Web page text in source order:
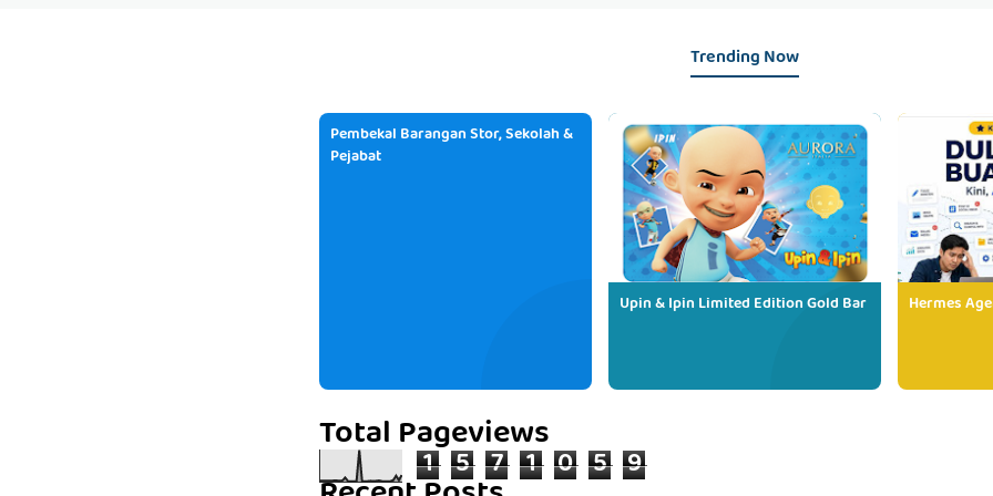
Trending Now
Pembekal Barangan Stor, Sekolah &
Pejabat
Upin & Ipin Limited Edition Gold Bar Hermes
Total Pageviews
1 5 7 1 0 5 9